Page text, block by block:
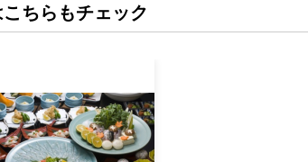
ちらもチェック